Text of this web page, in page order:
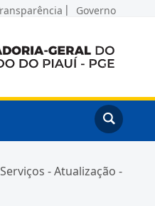
Governo
- Atualização -